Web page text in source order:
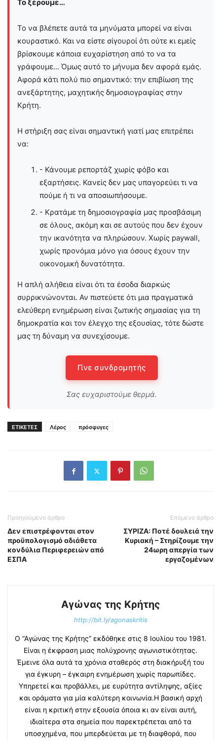
Το ξέρουμε…
Το να βλέπετε αυτά τα μηνύματα μπορεί να είναι
κουραστικό. Και να είστε σίγουροί ότι ούτε κι εμείς
βρίσκουμε κάποια ευχαρίστηση από το να τα
γράφουμε... Όμως αυτό το μήνυμα δεν αφορά εμάς.
Αφορά κάτι πολύ πιο σημαντικό: την επιβίωση της
ανεξάρτητης, μαχητικής δημοσιογραφίας στην
Kρήτη.
Η στήριξη σας είναι σημαντική γιατί μας επιτρέπει
να:
- Κάνουμε ρεπορτάζ χωρίς φόβο και
εξαρτήσεις. Κανείς δεν μας υπαγορεύει τι να
πούμε ή τι να αποσιωπήσουμε.
- Κρατάμε τη δημοσιογραφία μας προσβάσιμη
σε όλους, ακόμη και σε αυτούς που δεν έχουν
την ικανότητα να πληρώσουν. Χωρίς paywall,
χωρίς προνόμια μόνο για όσους έχουν την
οικονομική δυνατότητα.
Η απλή αλήθεια είναι ότι τα έσοδα διαρκώς
συρρικνώνονται. Αν πιστεύετε ότι μια πραγματικά
ελεύθερη ενημέρωση είναι ζωτικής σημασίας για τη
δημοκρατία και τον έλεγχο της εξουσίας, τότε δώστε
μας τη δύναμη να συνεχίσουμε.
Γίνε συνδρομητής
Σας ευχαριστούμε θερμά.
ΕΤΙΚΕΤΕΣ Λέρος πρόσφυγες
Προηγούμενο άρθρο
Δεν επιστρέφονται στον
προϋπολογισμό αδιάθετα
κονδύλια Περιφερειών από
ΕΣΠΑ
Επόμενο άρθρο
ΣΥΡΙΖΑ: Ποτέ δουλειά την
Κυριακή – Στηρίζουμε την
24ωρη απεργία των
εργαζομένων
Αγώνας της Κρήτης
http://bit.ly/agonaskritis
Ο “Αγώνας της Κρήτης” εκδόθηκε στις 8 Ιουλίου του 1981.
Είναι η έκφραση μιας πολύχρονης αγωνιστικότητας.
Έμεινε όλα αυτά τα χρόνια σταθερός στη διακήρυξή του
για έγκυρη – έγκαιρη ενημέρωση χωρίς παρωπίδες.
Υπηρετεί και προβάλλει, με ευρύτητα αντίληψης, αξίες
και οράματα για μία καλύτερη κοινωνία.Η βασική αρχή
είναι η κριτική στην εξουσία όποια κι αν είναι αυτή,
ιδιαίτερα στα σημεία που παρεκτρέπεται από τα
υποσχημένα, που μπερδεύεται με τη διαφθορά, που